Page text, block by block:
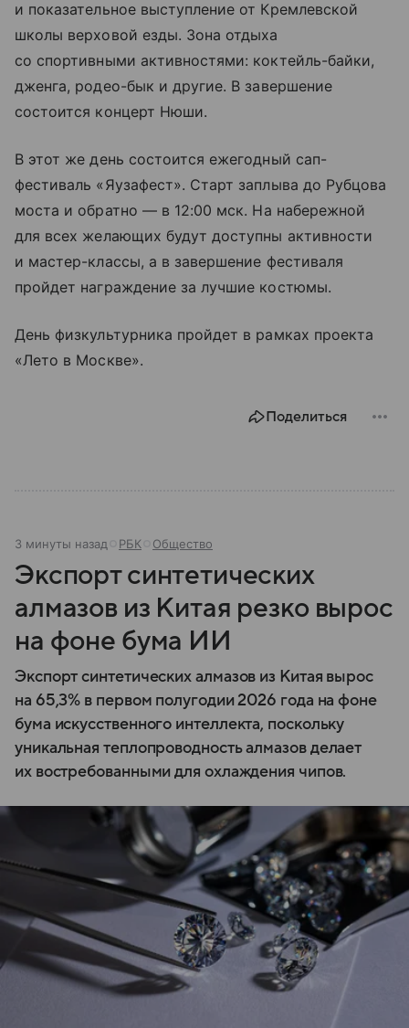
и показательное выступление от Кремлевской
школы верховой езды. Зона отдыха
со спортивными активностями: коктейль-байки,
дженга, родео-бык и другие. В завершение
состоится концерт Нюши.
В этот же день состоится ежегодный сап-
фестиваль «Яузафест». Старт заплыва до Рубцова
моста и обратно — в 12:00 мск. На набережной
для всех желающих будут доступны активности
и мастер-классы, а в завершение фестиваля
пройдет награждение за лучшие костюмы.
День физкультурника пройдет в рамках проекта
«Лето в Москве».
Поделиться
3 минуты назад РБК Общество
Экспорт синтетических
алмазов из Китая резко вырос
на фоне бума ИИ
Экспорт синтетических алмазов из Китая вырос
на 65,3% в первом полугодии 2026 года на фоне
бума искусственного интеллекта, поскольку
уникальная теплопроводность алмазов делает
их востребованными для охлаждения чипов.